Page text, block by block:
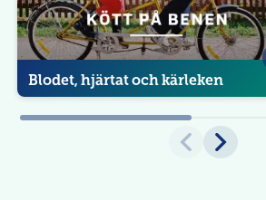
Blodet, hjärtat och kärleken